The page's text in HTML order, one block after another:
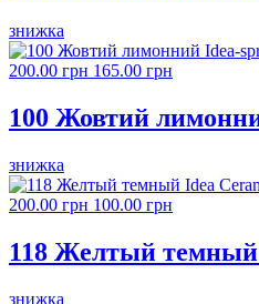
знижка
200.00 грн 165.00 грн
100 Жовтий
знижка
200.00 грн 100.00 грн
118 Желтый темный
знижка